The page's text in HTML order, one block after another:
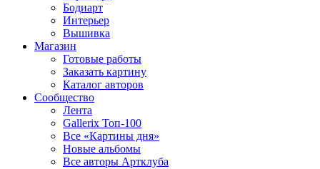
Бодиарт
Интерьер
Вышивка
Магазин
Готовые работы
Заказать картину
Каталог авторов
Сообщество
Лента
Gallerix Топ-100
Все «Картины дня»
Новые альбомы
Все авторы Артклуба